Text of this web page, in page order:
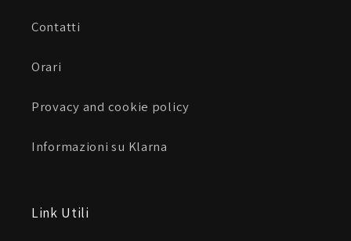
Contatti
Orari
Provacy and cookie policy
Informazioni su Klarna
Link Utili